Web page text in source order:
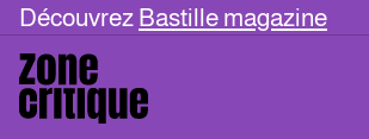
Découvrez Bastille magazine